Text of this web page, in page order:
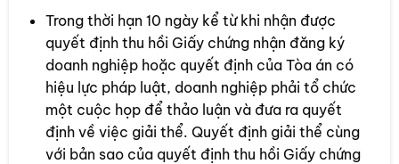
Trong thời hạn 10 ngày kể từ khi nhận được
quyết định thu hồi Giấy chứng nhận đăng ký
doanh nghiệp hoặc quyết định của Tòa án có
hiệu lực pháp luật, doanh nghiệp phải tổ chức
một cuộc họp để thảo luận và đưa ra quyết
định về việc giải thể. Quyết định giải thể cùng
với bản sao của quyết định thu hồi Giấy chứng